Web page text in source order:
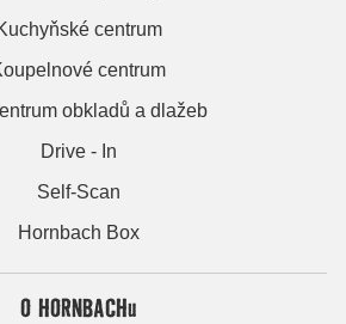
centrum
centrum
obkladů a dlažeb
Drive - In
Self-Scan
Hornbach Box
O HORNBACHu